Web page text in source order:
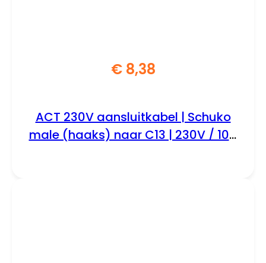
€8,38
ACT 230V aansluitkabel | Schuko
male (haaks) naar C13 | 230V / 10A